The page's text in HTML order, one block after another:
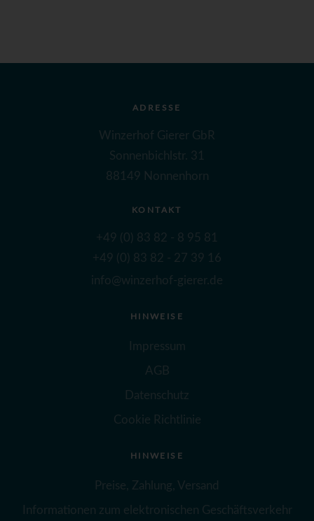
ADRESSE
Winzerhof Gierer GbR
Sonnenbichlstr. 31
88149 Nonnenhorn
KONTAKT
+49 (0) 83 82 - 8 95 81
+49 (0) 83 82 - 27 39 16
info@winzerhof-gierer.de
HINWEISE
Impressum
AGB
Datenschutz
Cookie Richtlinie
HINWEISE
Preise, Zahlung, Versand
Informationen zum elektronischen Geschäftsverkehr